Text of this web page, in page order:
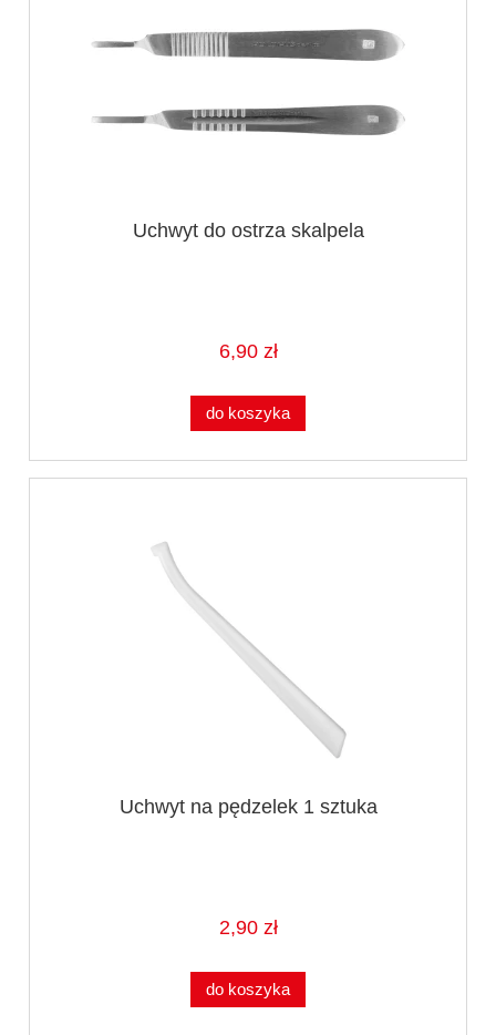
Uchwyt do ostrza skalpela
6,90 zł
do koszyka
Uchwyt na pędzelek 1 sztuka
2,90 zł
do koszyka